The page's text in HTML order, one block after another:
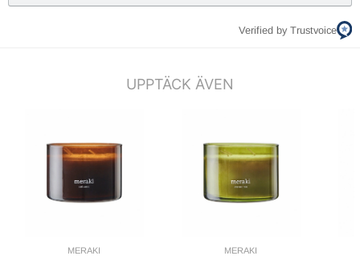
Verified by Trustvoice
UPPTÄCK ÄVEN
MERAKI MERAKI